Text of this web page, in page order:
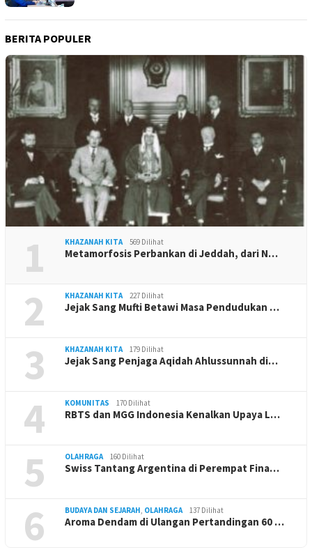
BERITA POPULER
1 KHAZANAH KITA 569 Dilihat
Metamorfosis Perbankan di Jeddah, dari N…
2 KHAZANAH KITA 227 Dilihat
Jejak Sang Mufti Betawi Masa Pendudukan …
3 KHAZANAH KITA 179 Dilihat
Jejak Sang Penjaga Aqidah Ahlussunnah di…
4 KOMUNITAS 170 Dilihat
RBTS dan MGG Indonesia Kenalkan Upaya L…
5 OLAHRAGA 160 Dilihat
Swiss Tantang Argentina di Perempat Fina…
6 BUDAYA DAN SEJARAH OLAHRAGA 137 Dilihat
Aroma Dendam di Ulangan Pertandingan 60 …